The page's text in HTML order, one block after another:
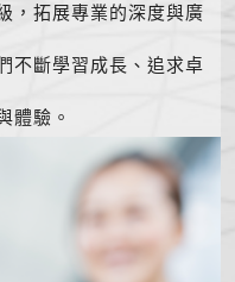
，拓展專業的深度與廣
不斷學習成長、追求卓
體驗。